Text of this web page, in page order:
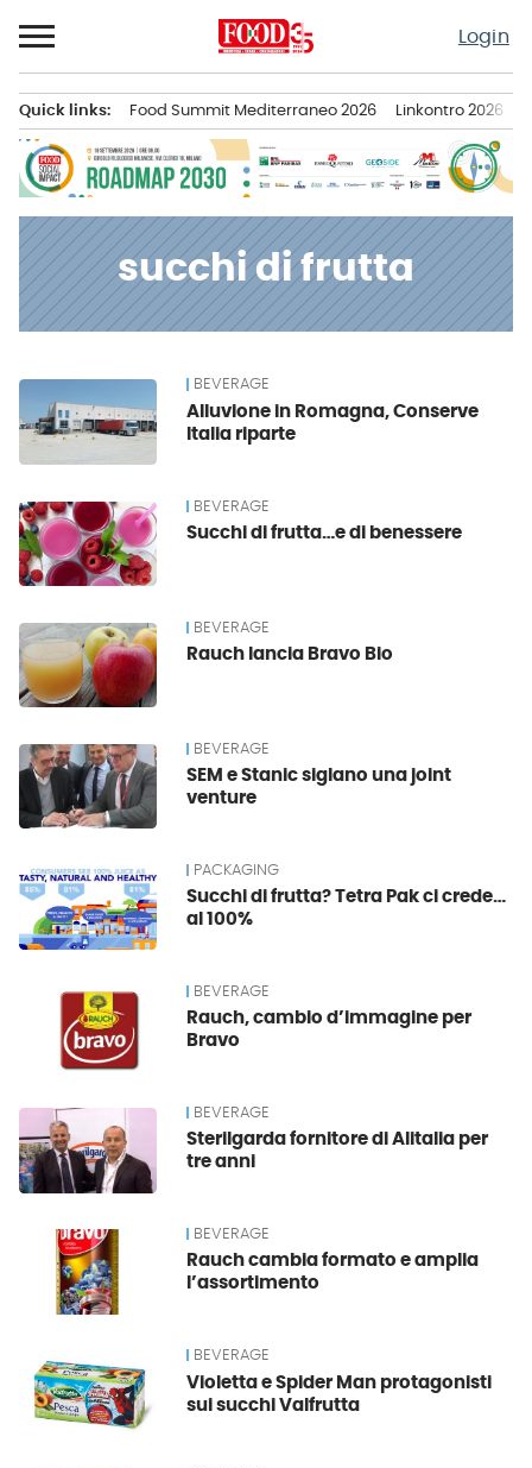
al
contenuto
Login
principale
Quick links: Food Summit Mediterraneo 2026 Linkontro 2026
succhi di frutta
News BEVERAGE
Alluvione in Romagna, Conserve
Italia riparte
BEVERAGE
Succhi di frutta…e di benessere
BEVERAGE
Rauch lancia Bravo Bio
BEVERAGE
SEM e Stanic siglano una joint
venture
PACKAGING
Succhi di frutta? Tetra Pak ci crede…
al 100%
BEVERAGE
Rauch, cambio d’immagine per
Bravo
BEVERAGE
Sterilgarda fornitore di Alitalia per
tre anni
BEVERAGE
Rauch cambia formato e amplia
l’assortimento
BEVERAGE
Violetta e Spider Man protagonisti
sui succhi Valfrutta